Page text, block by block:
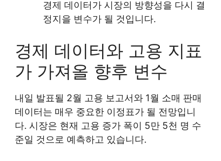
경제 데이터가 시장의 방향성을 다시 결
정지을 변수가 될 것입니다.
경제 데이터와 고용 지표
가 가져올 향후 변수
내일 발표될 2월 고용 보고서와 1월 소매 판매
데이터는 매우 중요한 이정표가 될 전망입니
다. 시장은 현재 고용 증가 폭이 5만 5천 명 수
준일 것으로 예측하고 있습니다.